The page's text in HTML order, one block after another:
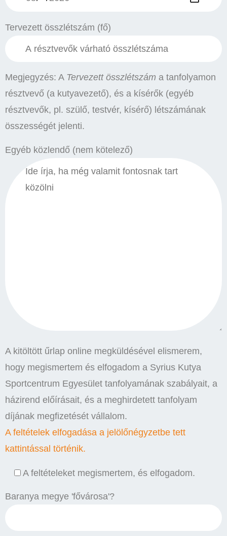
Tervezett összlétszám (fő)
Megjegyzés: A Tervezett összlétszám a tanfolyamon
résztvevő (a kutyavezető), és a kísérők (egyéb
résztvevők, pl. szülő, testvér, kísérő) létszámának
összességét jelenti.
Egyéb közlendő (nem kötelező)
A kitöltött űrlap online megküldésével elismerem,
hogy megismertem és elfogadom a Syrius Kutya
Sportcentrum Egyesület tanfolyamának szabályait, a
házirend előírásait, és a meghirdetett tanfolyam
díjának megfizetését vállalom.
A feltételek elfogadása a jelölőnégyzetbe tett
kattintással történik.
A feltételeket megismertem, és elfogadom.
Baranya megye 'fővárosa'?